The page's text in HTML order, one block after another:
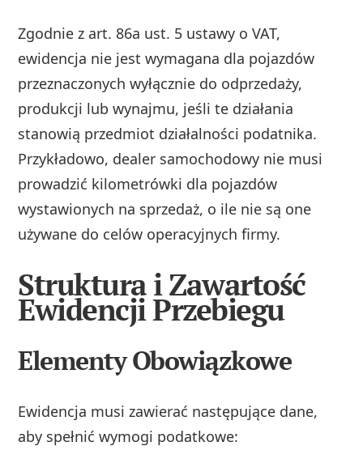
Zgodnie z art. 86a ust. 5 ustawy o VAT,
ewidencja nie jest wymagana dla pojazdów
przeznaczonych wyłącznie do odprzedaży,
produkcji lub wynajmu, jeśli te działania
stanowią przedmiot działalności podatnika.
Przykładowo, dealer samochodowy nie musi
prowadzić kilometrówki dla pojazdów
wystawionych na sprzedaż, o ile nie są one
używane do celów operacyjnych firmy.
Struktura i Zawartość
Ewidencji Przebiegu
Elementy Obowiązkowe
Ewidencja musi zawierać następujące dane,
aby spełnić wymogi podatkowe: